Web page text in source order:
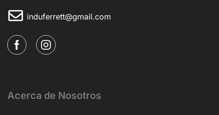
induferrett@gmail.com
Acerca de Nosotros